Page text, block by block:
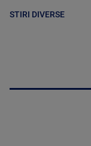
STIRI DIVERSE